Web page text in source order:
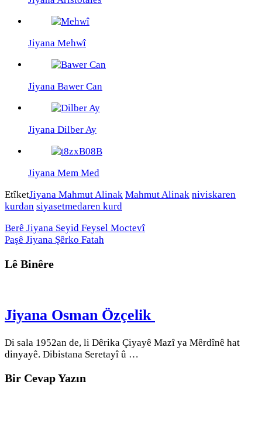
Jiyana Mehwî
Jiyana Bawer Can
Jiyana Dilber Ay
Jiyana Mem Med
EtîketJiyana Mahmut Alinak Mahmut Alinak niviskaren
kurdan siyasetmedaren kurd
Berê Jiyana Seyid Feysel Moctevî
Paşê Jiyana Şêrko Fatah
Lê Binêre
Jiyana Osman Özçelik
Di sala 1952an de, li Dêrika Çiyayê Mazî ya Mêrdînê hat
dinyayê. Dibistana Seretayî û …
Bir Cevap Yazın